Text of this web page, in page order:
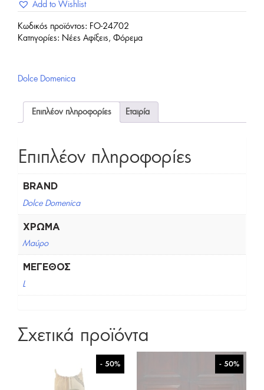
Add to Wishlist
Κωδικός προϊόντος: FO-24702
Κατηγορίες: Νέες Αφίξεις , Φόρεμα
Dolce Domenica
Επιπλέον πληροφορίες Εταιρία
Επιπλέον πληροφορίες
BRAND
Dolce Domenica
ΧΡΏΜΑ
Μαύρο
ΜΈΓΕΘΟΣ
L
Σχετικά προϊόντα
- 50% - 50%